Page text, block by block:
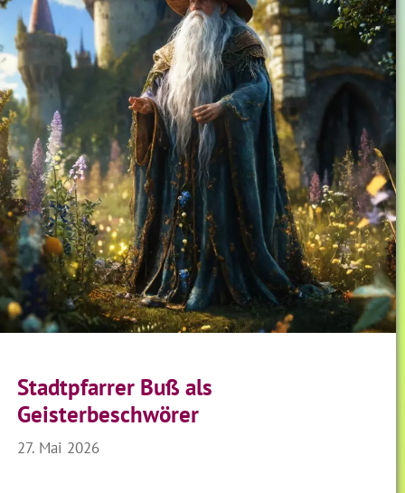
Stadtpfarrer Buß als
Geisterbeschwörer
27. Mai 2026